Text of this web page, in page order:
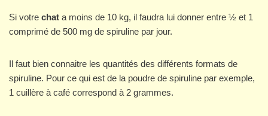
Si votre chat a moins de 10 kg, il faudra lui donner entre ½ et 1
comprimé de 500 mg de spiruline par jour.
Il faut bien connaitre les quantités des différents formats de
spiruline. Pour ce qui est de la poudre de spiruline par exemple,
1 cuillère à café correspond à 2 grammes.